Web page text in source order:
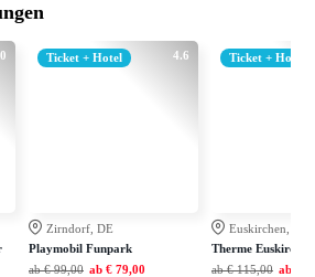
4.6
Ticket + Hotel
Zirndorf, DE
Playmobil Funpark
ab € 99,00 ab € 79,00
Ticket + Hotel
Euskirchen, DE
Therme Euskirchen
ab € 115,00 ab